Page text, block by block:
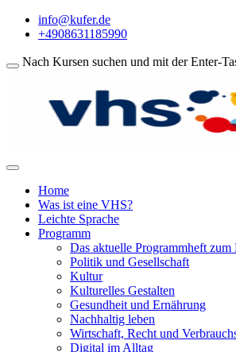
info@kufer.de
+4908631185990
Nach Kursen suchen und mit der Enter-
Home
Was ist eine VHS?
Leichte Sprache
Programm
Das aktuelle Programmheft zum
Politik und Gesellschaft
Kultur
Kulturelles Gestalten
Gesundheit und Ernährung
Nachhaltig leben
Wirtschaft, Recht und
Digital im Alltag